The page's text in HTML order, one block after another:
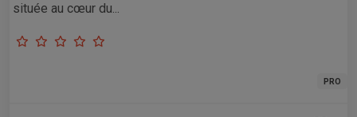
située au cœur du...
PRO